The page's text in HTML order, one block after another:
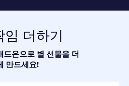
임 더하기
드온으로 별 선물을 더
만드세요!